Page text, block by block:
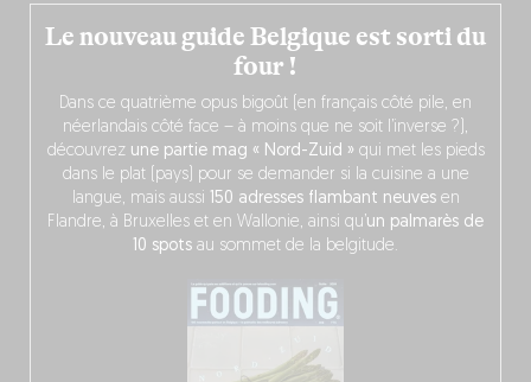
Le nouveau guide Belgique est sorti du
four !
Dans ce quatrième opus bigoût (en français côté pile, en
néerlandais côté face – à moins que ne soit l’inverse ?),
découvrez une partie mag « Nord-Zuid » qui met les pieds
dans le plat (pays) pour se demander si la cuisine a une
langue, mais aussi 150 adresses flambant neuvesen
Flandre, à Bruxelles et en Wallonie, ainsi qu’un palmarès de
10 spots au sommet de la belgitude.